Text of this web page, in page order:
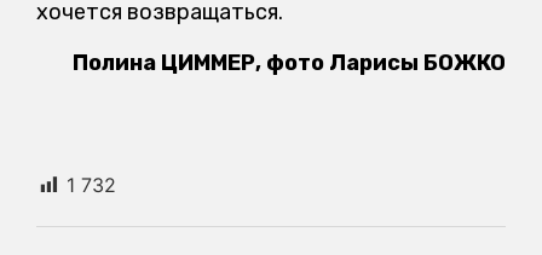
хочется возвращаться.
Полина ЦИММЕР, фото Ларисы БОЖКО
1 732